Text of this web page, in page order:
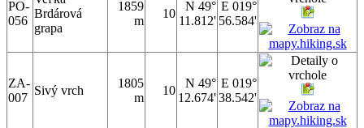
PO-
056
Brdárová
grapa
1859
m
10
N 49°
11.812'
E 019°
56.584'
ZA-
007
Sivý vrch
1805
m
10
N 49°
12.674'
E 019°
38.542'